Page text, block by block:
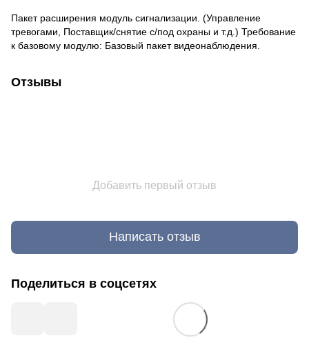
Пакет расширения модуль сигнализации. (Управление
тревогами, Поставщик/снятие с/под охраны и т.д.) Требование
к базовому модулю: Базовый пакет видеонаблюдения.
Отзывы
Добавить первый отзыв
Написать отзыв
Поделиться в соцсетях